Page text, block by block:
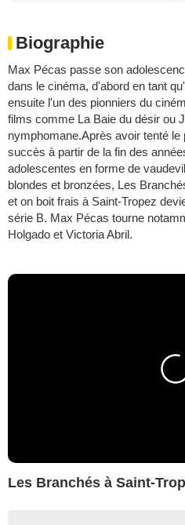
Biographie
Max Pécas passe son
dans le cinéma, d'abord en tant
ensuite l'un des pionniers du
films comme La Baie du désir ou
nymphomane.Après avoir tenté
succès à partir de la fin des
adolescentes en forme de
blondes et bronzées, Les
et on boit frais à Saint-Tropez
série B. Max Pécas tourne
Holgado et Victoria Abril.
Les Branchés à Saint-